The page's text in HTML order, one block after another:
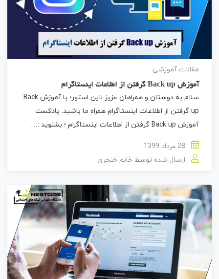
مقالات آموزشی
آموزش Back up گرفتن از اطلاعات اینستاگرام
سلام به دوستان و همراهان عزیز لاین استور؛ با آموزش Back
up گرفتن از اطلاعات اینستاگرام همراه ما باشید. پادکست
آموزش Back up گرفتن از اطلاعات اینستاگرام ؛ بشنوید :…
ارسال شده توسط خانم خنجری